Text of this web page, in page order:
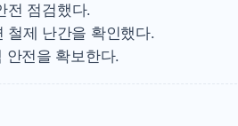
트럼프 "금리 내려야"…파월 때와 달리 워
특정 정치인 측근 포항시 정책특보 내정설
李 "해남 태양광, 대한민국 다음 100년
전 점검했다.
철제 난간을 확인했다.
안전을 확보한다.